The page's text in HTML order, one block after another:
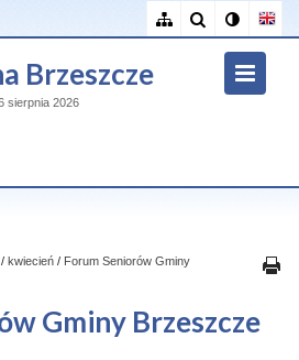
Brzeszcze
sierpnia 2026
/ kwiecień / Forum Seniorów Gminy
Gminy Brzeszcze